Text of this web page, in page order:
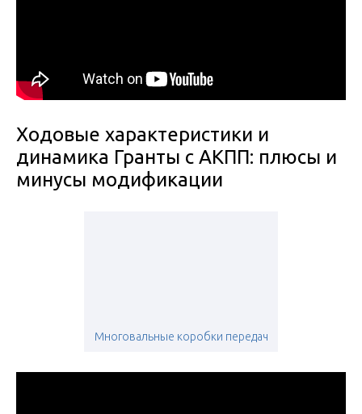
Ходовые характеристики и
динамика Гранты с АКПП: плюсы и
минусы модификации
Многовальные коробки передач